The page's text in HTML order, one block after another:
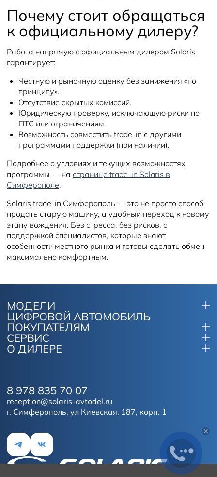
Почему стоит обращаться
к официальному дилеру?
Работа напрямую с официальным дилером Solaris
гарантирует:
Честную и рыночную оценку без занижения «по
принципу».
Отсутствие скрытых комиссий.
Юридическую проверку, исключающую риски по
ПТС или ограничениям.
Возможность совместить trade-in с другими
программами поддержки (при наличии).
Подробнее о условиях и текущих возможностях
программы — на странице trade-in Solaris в
Симферополе.
Solaris trade-in Симферополь — это не просто способ
продать старую машину, а удобный переход к новому
этапу вождения. Без стресса, без рисков, с
поддержкой специалистов, которые знают
особенности местного рынка и готовы сделать обмен
максимально комфортным.
МОДЕЛИ
ЦИФРОВОЙ АВТОМОБИЛЬ
ПОКУПАТЕЛЯМ
СЕРВИС
О ДИЛЕРЕ
г. Симферополь, ул Киевская, 187, корп. 1
8 978 835 70 07
reception@solaris-avtodel.ru
Бесплатный
звонок